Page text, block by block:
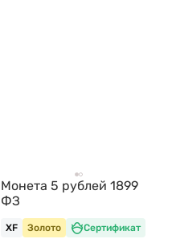
Монета 5 рублей 1899
ФЗ
XF Золото Сертификат